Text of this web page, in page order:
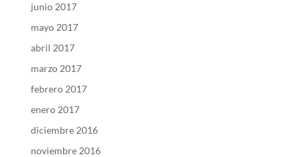
junio 2017
mayo 2017
abril 2017
marzo 2017
febrero 2017
enero 2017
diciembre 2016
noviembre 2016